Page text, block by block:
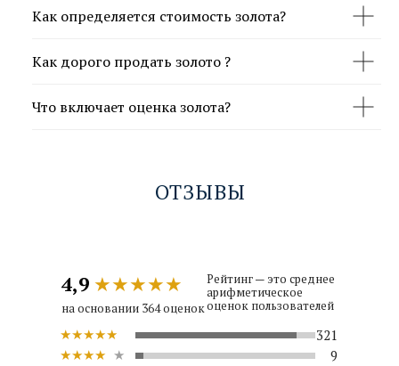
Как определяется стоимость золота?
Как дорого продать золото ?
Что включает оценка золота?
ОТЗЫВЫ
★★★★★
★★★★
4,9
на основании 364 оценок
★
★★★★★
321
9
Рейтинг — это среднее
арифметическое
оценок пользователей